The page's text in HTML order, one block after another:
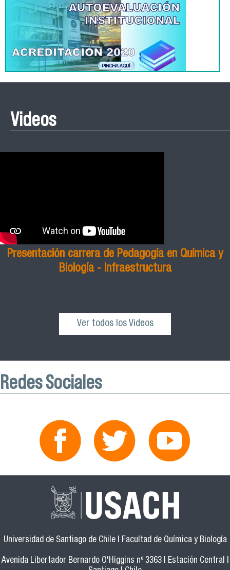
Videos
Presentación carrera de Pedagogía en Química y
Biología - Infraestructura
Ver todos los Videos
Redes Sociales
Universidad de Santiago de Chile | Facultad de Química y Biología
Avenida Libertador Bernardo O'Higgins nº 3363 | Estación Central |